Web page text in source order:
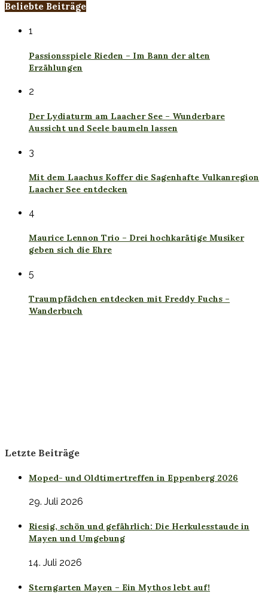
Beliebte Beiträge
1
Passionsspiele Rieden – Im Bann der alten
Erzählungen
2
Der Lydiaturm am Laacher See – Wunderbare
Aussicht und Seele baumeln lassen
3
Mit dem Laachus Koffer die Sagenhafte Vulkanregion
Laacher See entdecken
4
Maurice Lennon Trio – Drei hochkarätige Musiker
geben sich die Ehre
5
Traumpfädchen entdecken mit Freddy Fuchs –
Wanderbuch
Letzte Beiträge
Moped- und Oldtimertreffen in Eppenberg 2026
29. Juli 2026
Riesig, schön und gefährlich: Die Herkulesstaude in
Mayen und Umgebung
14. Juli 2026
Sterngarten Mayen – Ein Mythos lebt auf!